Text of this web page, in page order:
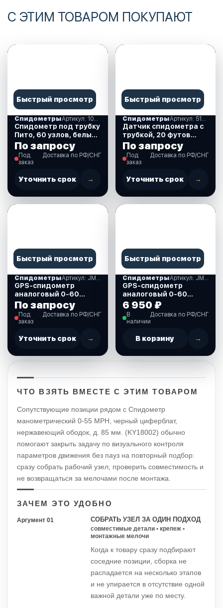
С ЭТИМ ТОВАРОМ ПОКУПАЮТ
Быстрый просмотр
Спидометры
Спидометр под трубку
Пито, 60 узлов, белый
циферблат.
(10252263)
По запросу
Под
заказ
Доставка по РФ/СНГ
Уточнить срок →
Быстрый просмотр
Спидометры
Датчик спидометра с
трубкой, 20 футов
(510005)
По запросу
Под
заказ
Доставка по РФ/СНГ
Уточнить срок →
Быстрый просмотр
Спидометры
GPS-спидометр
аналоговый 0-60
узлов, черный
циферблат
(JMV00255_KY08011)
По запросу
Под
заказ
Доставка по РФ/СНГ
Уточнить срок →
Быстрый просмотр
Спидометры
GPS-спидометр
аналоговый 0-60
узлов, белый
циферблат
(JMV00257_KY08103)
6 950 ₽
В
наличии
Доставка по РФ/СНГ
В корзину →
ЧТО ВЗЯТЬ ВМЕСТЕ С ЭТИМ ТОВАРОМ
Сопутствующие позиции рядом с Спидометр
манометрический 0-55 MPH, черный циферблат,
нержавеющий ободок, д. 85 мм. (KY18002) обычно
помогают закрыть задачу по визуального контроля
параметров движения без пауз на повторный подбор:
сразу собрать рабочий узел, проверить совместимость и
не возвращаться за мелочами после монтажа.
ЗАЧЕМ ЭТО УДОБНО
Аргумент 01 СОБРАТЬ УЗЕЛ ЗА ОДИН ПОДХОД
совместимые детали • крепеж •
монтажные мелочи
Когда к товару сразу подбирают
соседние позиции, сборка не
распадается на несколько этапов
и не упирается в отсутствие одной
важной детали уже по месту.